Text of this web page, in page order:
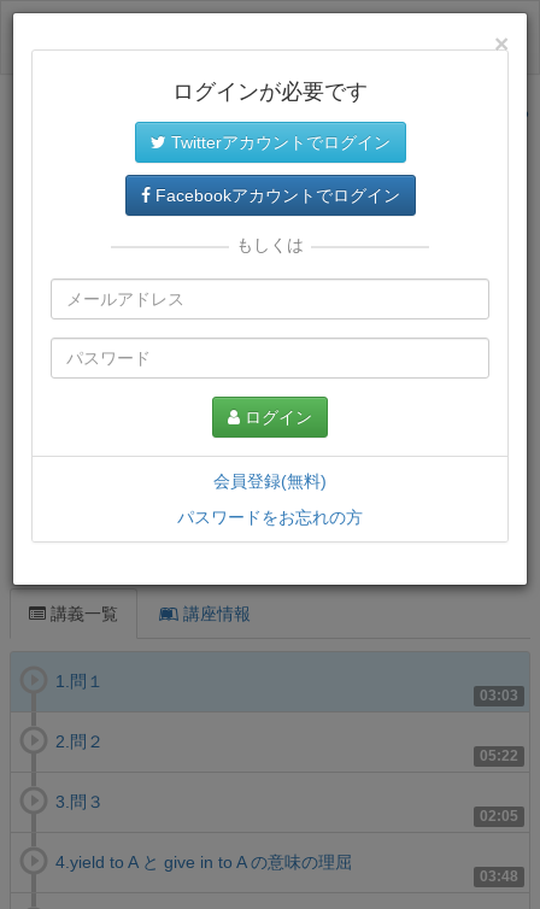
サイトトップに戻る
プレミアム会員では、教材がダウンロードでき、快適な動画
再生環境が提供されます。
講義一覧 講座情報
03:03
1.問１
05:22
2.問２
02:05
3.問３
03:48
4.yield to A と give in to A の意味の理屈
×
ログインが必要です
Twitterアカウントでログイン
Facebookアカウントでログイン
もしくは
ログイン
会員登録(無料)
パスワードをお忘れの方